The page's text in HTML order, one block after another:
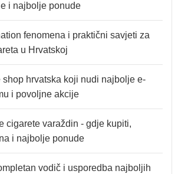
i najbolje ponude
fenomena i praktični savjeti za
u Hrvatskoj
shop hrvatska koji nudi najbolje e-
i povoljne akcije
cigarete varaždin - gdje kupiti,
i najbolje ponude
vodič i usporedba najboljih